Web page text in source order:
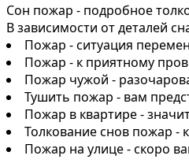
Сон пожар - подробное
В зависимости от деталей
Пожар - ситуация
Пожар - к приятному
Пожар чужой -
Тушить пожар - вам
Пожар в квартире -
Толкование снов пожар -
Пожар на улице - скоро